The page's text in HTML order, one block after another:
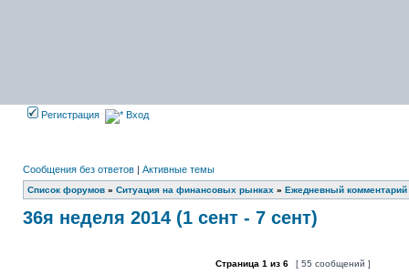
Регистрация Вход
Сообщения без ответов | Активные темы
Список форумов » Ситуация на финансовых рынках » Ежедневный
36я неделя 2014 (1 сент - 7 сент)
Страница 1 из 6 [ 55 сообщений ]